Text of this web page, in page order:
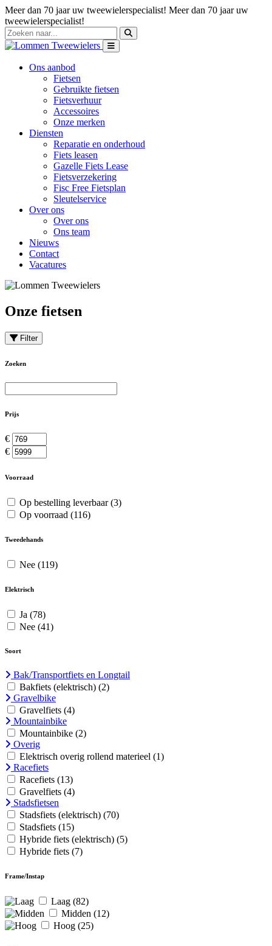
Meer dan 70 jaar uw tweewielerspecialist! Meer dan 70 jaar uw
tweewielerspecialist!
Ons aanbod
Fietsen
Gebruikte fietsen
Fietsverhuur
Accessoires
Onze merken
Diensten
Reparatie en onderhoud
Fiets leasen
Gazelle Fiets Lease
Fietsverzekering
Fisc Free Fietsplan
Sleutelservice
Over ons
Over ons
Ons team
Nieuws
Contact
Vacatures
Onze fietsen
Filter
Zoeken
Prijs
€
€
Voorraad
Op bestelling leverbaar(3)
Op voorraad (116)
Tweedehands
Nee (119)
Elektrisch
Ja (78)
Nee (41)
Soort
Bak/Transportfiets en Longtail
Bakfiets (elektrisch) (2)
Gravelbike
Gravelfiets (4)
Mountainbike
Mountainbike (2)
Overig
Elektrisch overig rollend materieel (1)
Racefiets
Racefiets (13)
Gravelfiets (4)
Stadsfietsen
Stadsfiets (elektrisch) (70)
Stadsfiets (15)
Hybride fiets (elektrisch) (5)
Hybride fiets (7)
Frame/Instap
Laag (82)
Midden (12)
Hoog (25)